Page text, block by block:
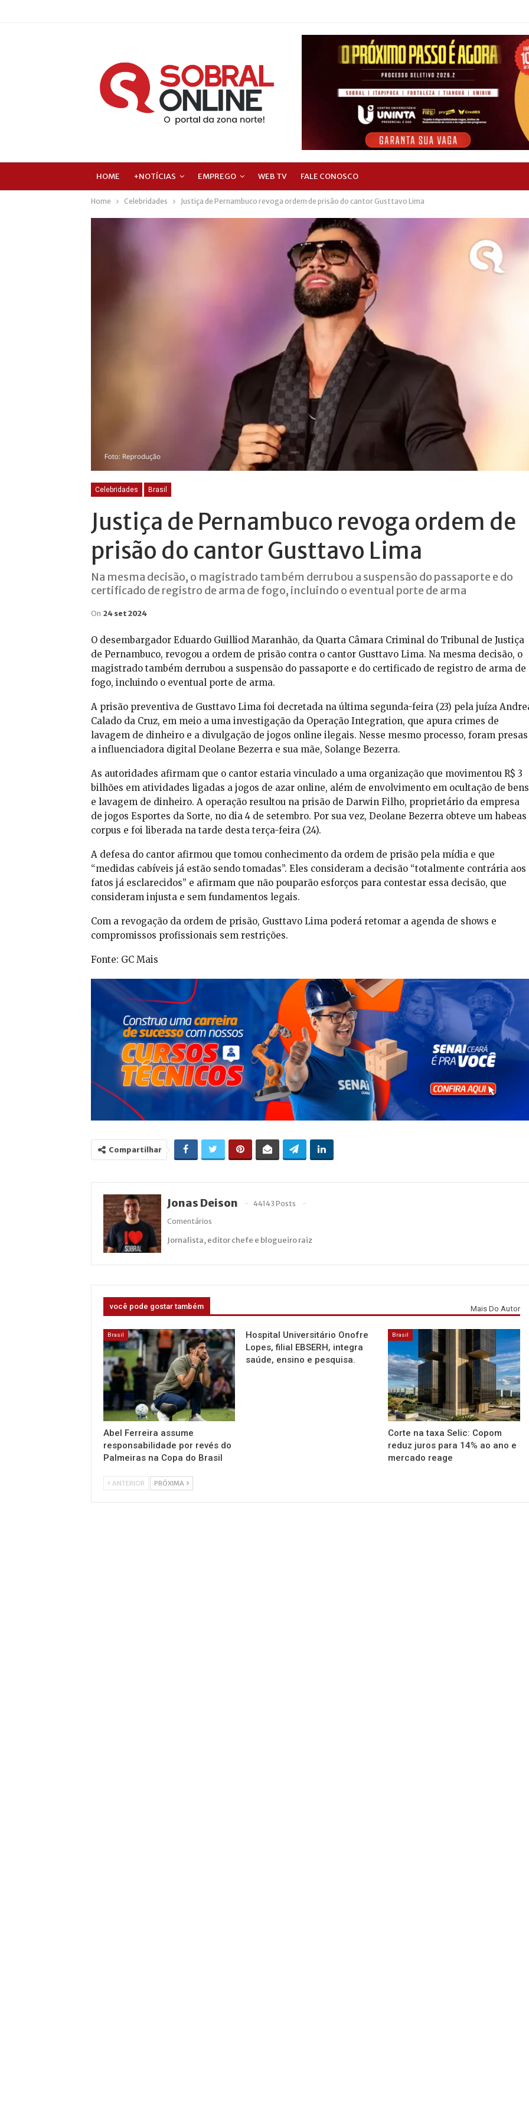
HOME +NOTÍCIAS EMPREGO WEB TV FALE CONOSCO
Home Celebridades Justiça de Pernambuco revoga ordem de prisão do cantor Gusttavo Lima
Celebridades Brasil
Justiça de Pernambuco revoga ordem de
prisão do cantor Gusttavo Lima
Na mesma decisão, o magistrado também derrubou a suspensão do passaporte e do
certificado de registro de arma de fogo, incluindo o eventual porte de arma
On 24 set 2024
O desembargador Eduardo Guilliod Maranhão, da Quarta Câmara Criminal do Tribunal de Justiça
de Pernambuco, revogou a ordem de prisão contra o cantor Gusttavo Lima. Na mesma decisão, o
magistrado também derrubou a suspensão do passaporte e do certificado de registro de arma de
fogo, incluindo o eventual porte de arma.
A prisão preventiva de Gusttavo Lima foi decretada na última segunda-feira (23) pela juíza
Calado da Cruz, em meio a uma investigação da Operação Integration, que apura crimes de
lavagem de dinheiro e a divulgação de jogos online ilegais. Nesse mesmo processo, foram presas
a influenciadora digital Deolane Bezerra e sua mãe, Solange Bezerra.
As autoridades afirmam que o cantor estaria vinculado a uma organização que movimentou R$ 3
bilhões em atividades ligadas a jogos de azar online, além de envolvimento em ocultação de bens
e lavagem de dinheiro. A operação resultou na prisão de Darwin Filho, proprietário da empresa
de jogos Esportes da Sorte, no dia 4 de setembro. Por sua vez, Deolane Bezerra obteve um habeas
corpus e foi liberada na tarde desta terça-feira (24).
A defesa do cantor afirmou que tomou conhecimento da ordem de prisão pela mídia e que
“medidas cabíveis já estão sendo tomadas”. Eles consideram a decisão “totalmente contrária aos
fatos já esclarecidos” e afirmam que não pouparão esforços para contestar essa decisão, que
consideram injusta e sem fundamentos legais.
Com a revogação da ordem de prisão, Gusttavo Lima poderá retomar a agenda de shows e
compromissos profissionais sem restrições.
Fonte: GC Mais
Compartilhar
Jonas Deison
44143 Posts
Comentários
Jornalista, editor chefe e blogueiro raiz
você pode gostar também Mais Do Autor
Brasil
Abel Ferreira assume
responsabilidade por revés do
Palmeiras na Copa do Brasil
Hospital Universitário Onofre
Lopes, filial EBSERH, integra
saúde, ensino e pesquisa.
Brasil
Corte na taxa Selic: Copom
reduz juros para 14% ao ano e
mercado reage
ANTERIOR PRÓXIMA